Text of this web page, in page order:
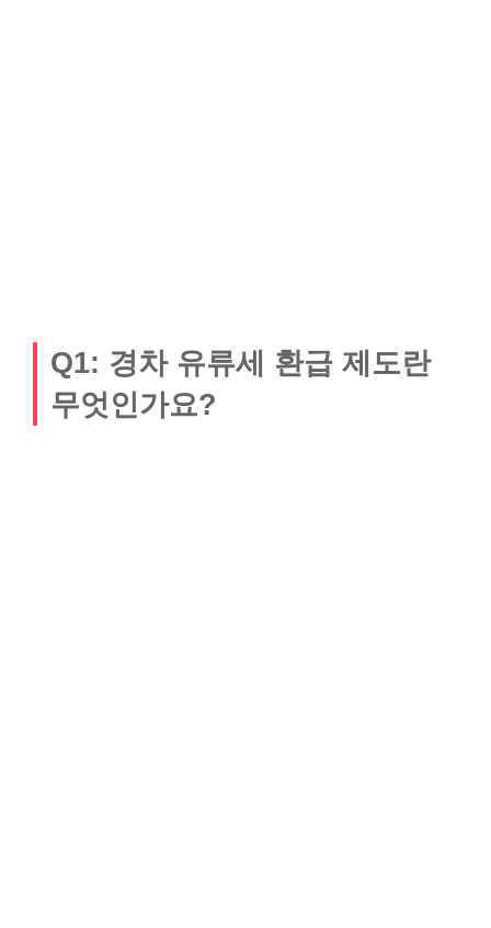
Q1: 경차 유류세 환급 제도란
무엇인가요?